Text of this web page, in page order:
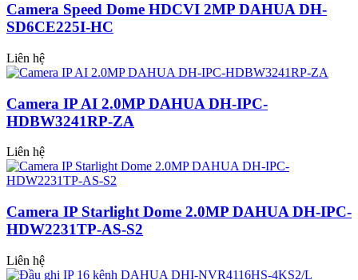
Camera Speed Dome HDCVI 2MP DAHUA DH-
SD6CE225I-HC
Liên hệ
Camera IP AI 2.0MP DAHUA DH-IPC-
HDBW3241RP-ZA
Liên hệ
Camera IP Starlight Dome 2.0MP DAHUA DH-IPC-
HDW2231TP-AS-S2
Liên hệ